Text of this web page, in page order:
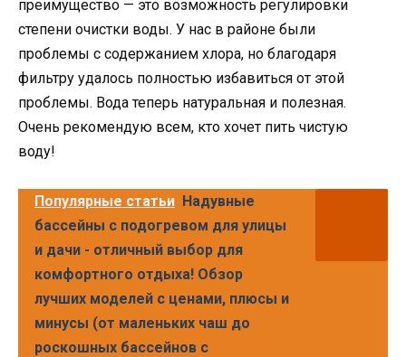
преимущество — это возможность регулировки
степени очистки воды. У нас в районе были
проблемы с содержанием хлора, но благодаря
фильтру удалось полностью избавиться от этой
проблемы. Вода теперь натуральная и полезная.
Очень рекомендую всем, кто хочет пить чистую
воду!
Популярные статьи Надувные
бассейны с подогревом для улицы
и дачи - отличный выбор для
комфортного отдыха! Обзор
лучших моделей с ценами, плюсы и
минусы (от маленьких чаш до
роскошных бассейнов с